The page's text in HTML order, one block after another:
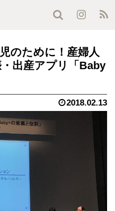
のために！産婦人
出産アプリ「Baby
2018.02.13